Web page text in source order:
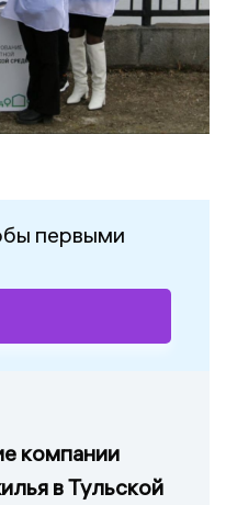
первыми
компании
в Тульской